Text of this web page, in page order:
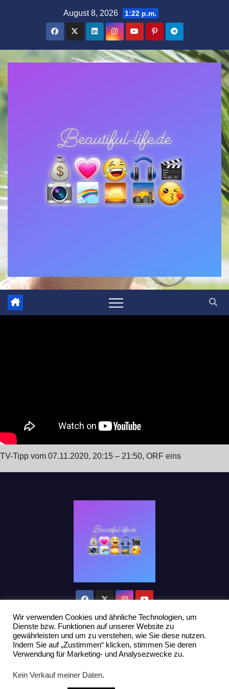
August 8, 2026 1:22 p.m.
TV-Tipp vom 07.11.2020, 20:15 – 21:50, ORF eins
Stolz präsentiert von WordPress|Theme: Newsup vonThemeansar
Home Datenschutzerklärung
Wir verwenden Cookies und ähnliche Technologien, um
Dienste bzw. Funktionen auf unserer Website zu
gewährleisten und um zu verstehen, wie Sie diese nutzen.
Indem Sie auf „Zustimmen“ klicken, stimmen Sie deren
Verwendung für Marketing- und Analysezwecke zu.
Kein Verkauf meiner Daten.